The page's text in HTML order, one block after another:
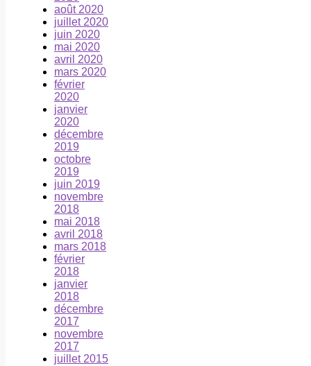
août 2020
juillet 2020
juin 2020
mai 2020
avril 2020
mars 2020
février
2020
janvier
2020
décembre
2019
octobre
2019
juin 2019
novembre
2018
mai 2018
avril 2018
mars 2018
février
2018
janvier
2018
décembre
2017
novembre
2017
juillet 2015